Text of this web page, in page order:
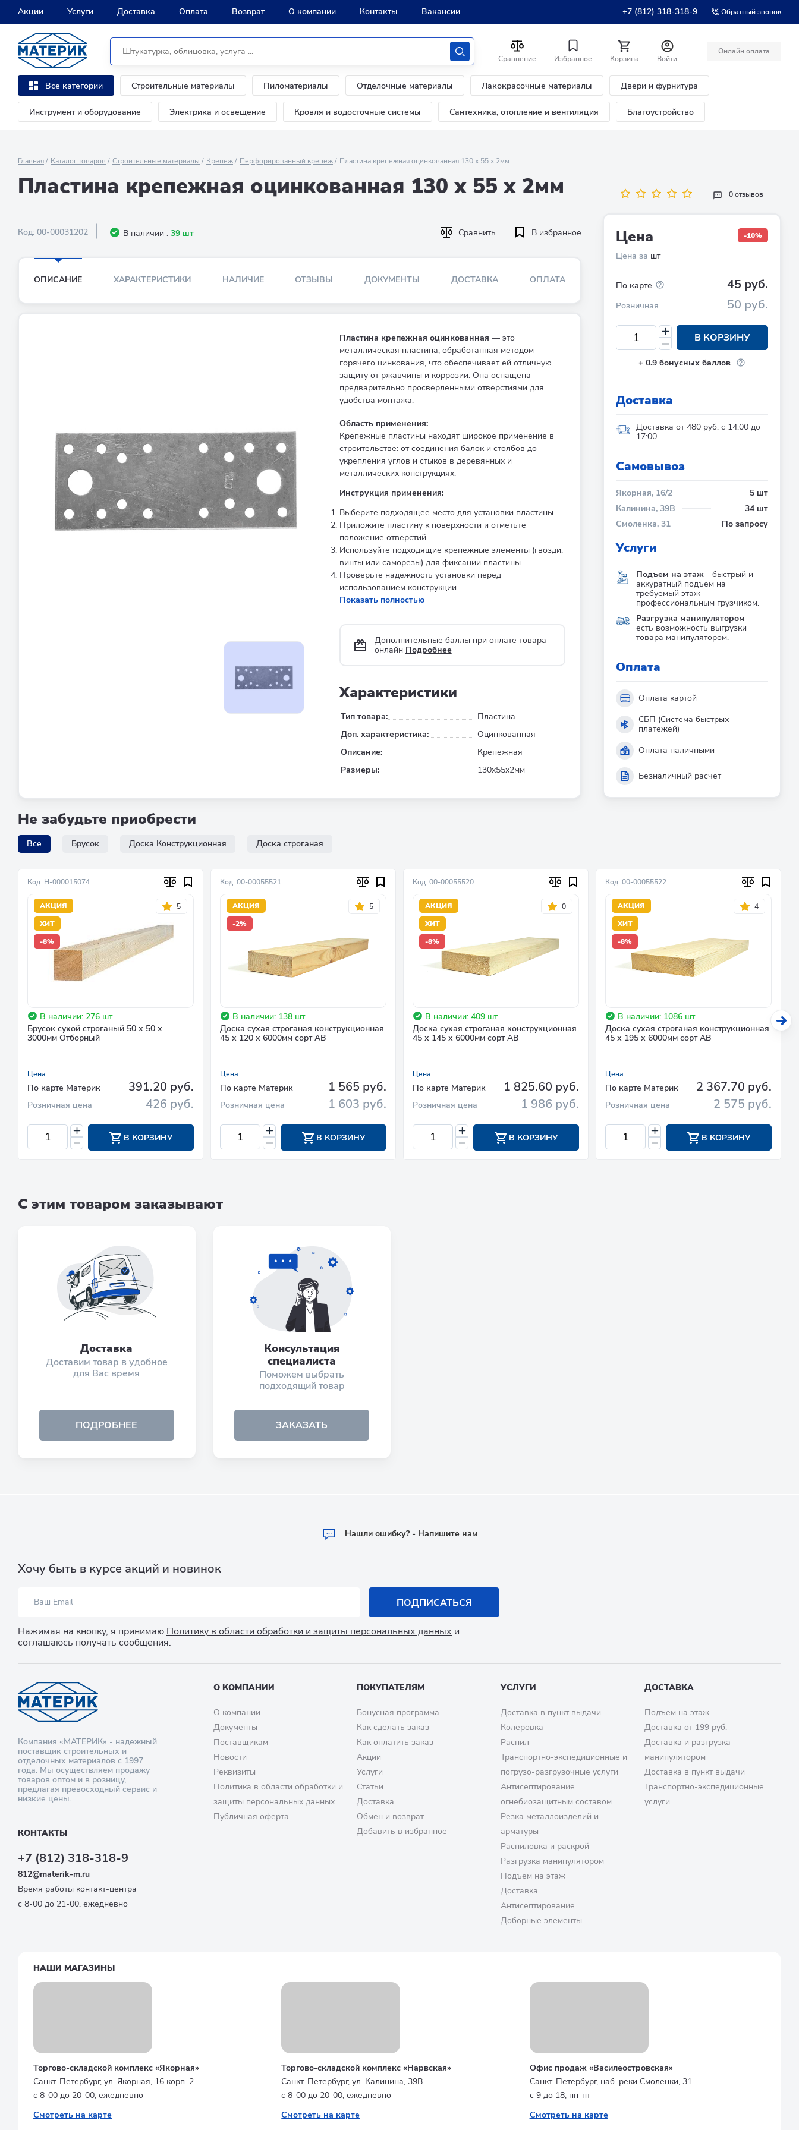
Акции Услуги Доставка Оплата Возврат О компании Контакты Вакансии +7 (812) 318-318-9 Обратный звонок
Сравнение Избранное Корзина Войти
Онлайн оплата
Все категории Строительные материалы Пиломатериалы Отделочные материалы Лакокрасочные материалы Двери и фурнитура
Инструмент и оборудование Электрика и освещение Кровля и водосточные системы Сантехника, отопление и вентиляция Благоустройство
Главная Каталог товаров Строительные материалы Крепеж Перфорированный крепеж Пластина крепежная оцинкованная 130 х 55 х 2мм
Пластина крепежная оцинкованная 130 х 55 х 2мм
Код: 00-00031202 В наличии : 39 шт Сравнить В избранное
ОПИСАНИЕ ХАРАКТЕРИСТИКИ НАЛИЧИЕ ОТЗЫВЫ ДОКУМЕНТЫ ДОСТАВКА ОПЛАТА
Пластина крепежная оцинкованная — это
металлическая пластина, обработанная методом
горячего цинкования, что обеспечивает ей отличную
защиту от ржавчины и коррозии. Она оснащена
предварительно просверленными отверстиями для
удобства монтажа.
Область применения:
Крепежные пластины находят широкое применение в
строительстве: от соединения балок и столбов до
укрепления углов и стыков в деревянных и
металлических конструкциях.
Инструкция применения:
Выберите подходящее место для установки пластины.
Приложите пластину к поверхности и отметьте
положение отверстий.
Используйте подходящие крепежные элементы (гвозди,
винты или саморезы) для фиксации пластины.
Проверьте надежность установки перед
использованием конструкции.
Показать полностью
Дополнительные баллы при оплате товара
онлайн Подробнее
Характеристики
Тип товара:
Пластина
Доп. характеристика:
Оцинкованная
Описание:
Крепежная
Размеры:
130х55х2мм
0 отзывов
Цена
Цена за шт
-10%
По карте 45 руб.
Розничная 50 руб.
В КОРЗИНУ
+ 0.9 бонусных баллов
Доставка
Доставка от 480 руб. с 14:00 до
17:00
Cамовывоз
Якорная, 16/2
5 шт
Калинина, 39В
34 шт
Смоленка, 31
По запросу
Услуги
Подъем на этаж - быстрый и
аккуратный подъем на
требуемый этаж
профессиональным грузчиком.
Разгрузка манипулятором -
есть возможность выгрузки
товара манипулятором.
Оплата
Оплата картой
СБП (Система быстрых
платежей)
Оплата наличными
Безналичный расчет
Не забудьте приобрести
Все Брусок Доска Конструкционная Доска строганая
Код: Н-000015074
АКЦИЯ
ХИТ
-8%
5
В наличии: 276 шт
Брусок сухой строганый 50 х 50 х
3000мм Отборный
Цена
По карте Материк 391.20 руб.
Розничная цена 426 руб.
В КОРЗИНУ
Код: 00-00055521
АКЦИЯ
-2%
5
В наличии: 138 шт
Доска сухая строганая конструкционная
45 х 120 х 6000мм сорт АВ
Цена
По карте Материк 1 565 руб.
Розничная цена 1 603 руб.
В КОРЗИНУ
Код: 00-00055520
АКЦИЯ
ХИТ
-8%
0
В наличии: 409 шт
Доска сухая строганая конструкционная
45 х 145 х 6000мм сорт АВ
Цена
По карте Материк 1 825.60 руб.
Розничная цена 1 986 руб.
В КОРЗИНУ
Код: 00-00055522
АКЦИЯ
ХИТ
-8%
4
В наличии: 1086 шт
Доска сухая строганая конструкционная
45 х 195 х 6000мм сорт АВ
Цена
По карте Материк 2 367.70 руб.
Розничная цена 2 575 руб.
В КОРЗИНУ
С этим товаром заказывают
Доставка
Доставим товар в удобное
для Вас время
ПОДРОБНЕЕ
Консультация
специалиста
Поможем выбрать
подходящий товар
ЗАКАЗАТЬ
Hашли ошибку? - Напишите нам
Хочу быть в курсе акций и новинок
ПОДПИСАТЬСЯ
Нажимая на кнопку, я принимаю Политику в области обработки и защиты персональных данных и
соглашаюсь получать сообщения.
Компания «МАТЕРИК» - надежный
поставщик строительных и
отделочных материалов с 1997
года. Мы осуществляем продажу
товаров оптом и в розницу,
предлагая превосходный сервис и
низкие цены.
КОНТАКТЫ
+7 (812) 318-318-9
812@materik-m.ru
Время работы контакт-центра
с 8-00 до 21-00, ежедневно
О КОМПАНИИ
О компании
Документы
Поставщикам
Новости
Реквизиты
Политика в области обработки и
защиты персональных данных
Публичная оферта
ПОКУПАТЕЛЯМ
Бонусная программа
Как сделать заказ
Как оплатить заказ
Акции
Услуги
Статьи
Доставка
Обмен и возврат
Добавить в избранное
УСЛУГИ
Доставка в пункт выдачи
Колеровка
Распил
Транспортно-экспедиционные и
погрузо-разгрузочные услуги
Антисептирование
огнебиозащитным составом
Резка металлоизделий и
арматуры
Распиловка и раскрой
Разгрузка манипулятором
Подъем на этаж
Доставка
Антисептирование
Доборные элементы
ДОСТАВКА
Подъем на этаж
Доставка от 199 руб.
Доставка и разгрузка
манипулятором
Доставка в пункт выдачи
Транспортно-экспедиционные
услуги
НАШИ МАГАЗИНЫ
Торгово-складской комплекс «Якорная»
Санкт-Петербург, ул. Якорная, 16 корп. 2
с 8-00 до 20-00, ежедневно
Смотреть на карте
Торгово-складской комплекс «Нарвская»
Санкт-Петербург, ул. Калинина, 39В
с 8-00 до 20-00, ежедневно
Смотреть на карте
Офис продаж «Василеостровская»
Санкт-Петербург, наб. реки Смоленки, 31
с 9 до 18, пн-пт
Смотреть на карте